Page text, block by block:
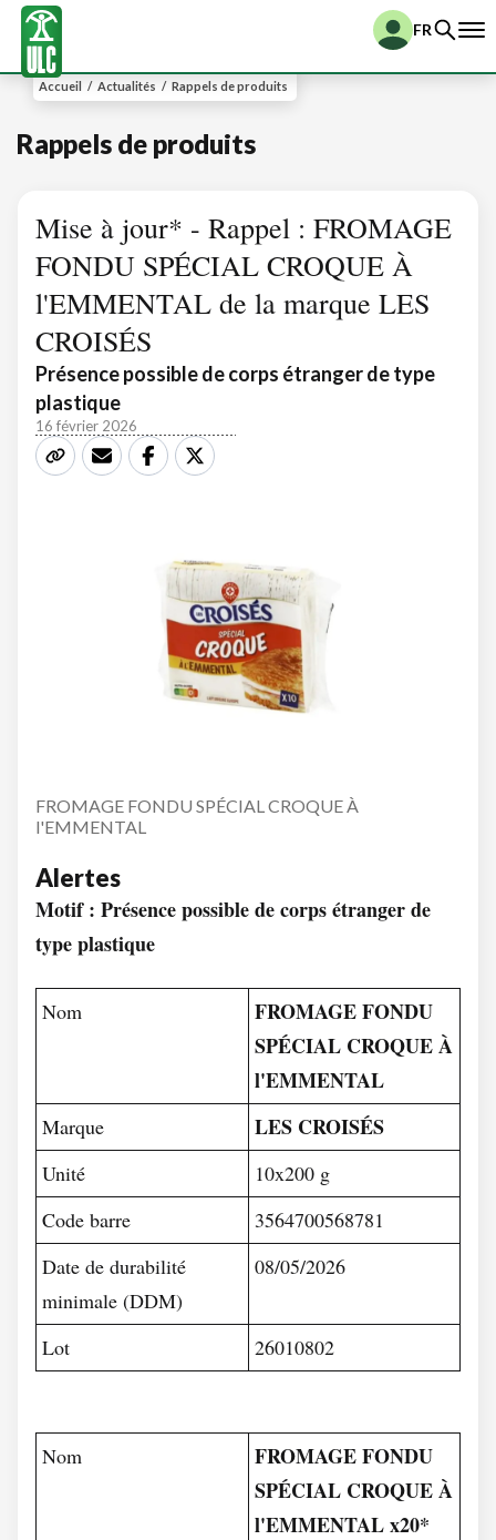
FR
Accueil / Actualités / Rappels de produits
Rappels de produits
Mise à jour* - Rappel : FROMAGE
FONDU SPÉCIAL CROQUE À
l'EMMENTAL de la marque LES
CROISÉS
Présence possible de corps étranger de type
plastique
16 février 2026
FROMAGE FONDU SPÉCIAL CROQUE À
l'EMMENTAL
Alertes
Motif : Présence possible de corps étranger de
type plastique
Nom
FROMAGE FONDU
SPÉCIAL CROQUE À
l'EMMENTAL
Marque LES CROISÉS
Unité
10x200 g
Code barre
3564700568781
Date de durabilité
minimale (DDM)
08/05/2026
Lot 26010802
Nom
FROMAGE FONDU
SPÉCIAL CROQUE À
l'EMMENTAL x20*